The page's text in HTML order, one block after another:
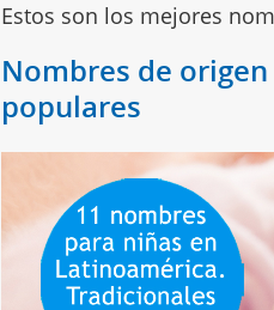
Estos son los mejores
Nombres de
populares